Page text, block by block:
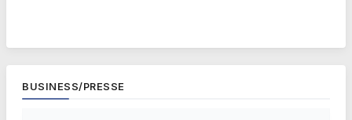
BUSINESS/PRESSE